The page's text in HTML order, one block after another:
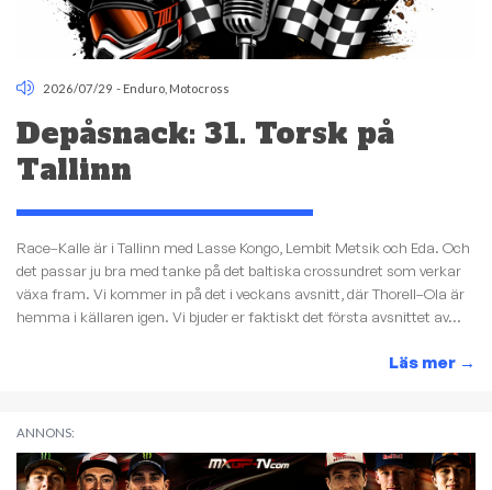
2026/07/29 - Enduro Motocross
Depåsnack: 31. Torsk på
Tallinn
Race–Kalle är i Tallinn med Lasse Kongo, Lembit Metsik och Eda. Och
det passar ju bra med tanke på det baltiska crossundret som verkar
växa fram. Vi kommer in på det i veckans avsnitt, där Thorell–Ola är
hemma i källaren igen. Vi bjuder er faktiskt det första avsnittet av...
Läs mer →
ANNONS: